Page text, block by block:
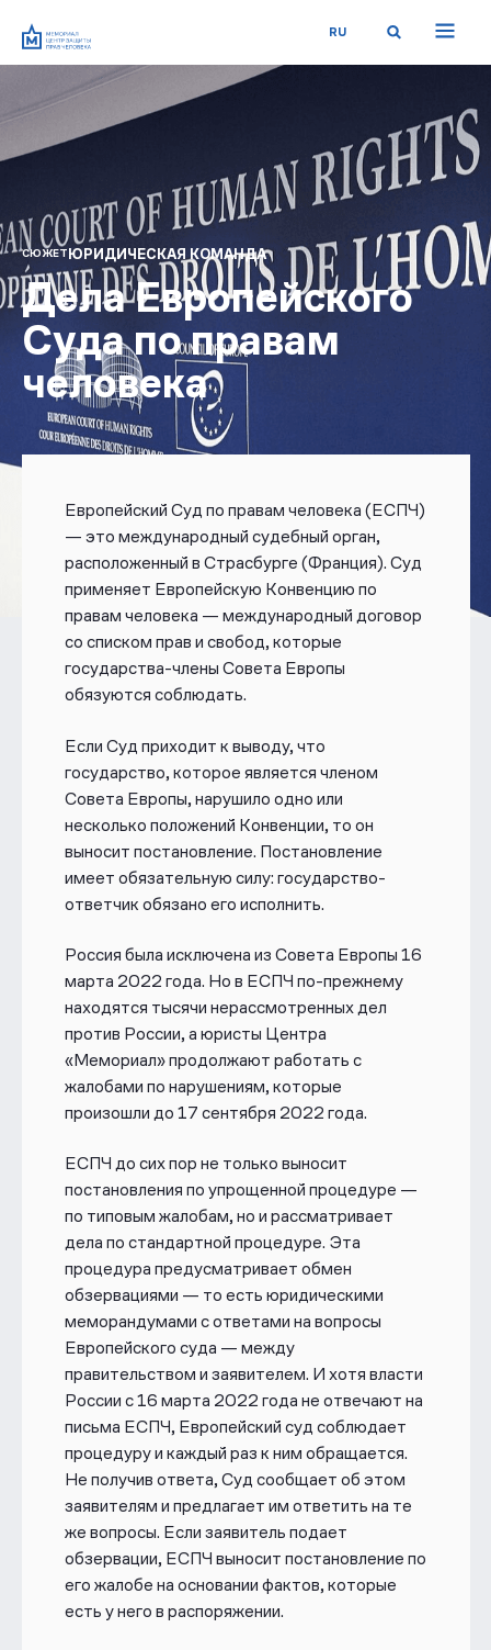
RU
СЮЖЕТ ЮРИДИЧЕСКАЯ КОМАНДА
Дела Европейского
Суда по правам
человека
Европейский Суд по правам человека (ЕСПЧ)
— это международный судебный орган,
расположенный в Страсбурге (Франция). Суд
применяет Европейскую Конвенцию по
правам человека — международный договор
со списком прав и свобод, которые
государства-члены Совета Европы
обязуются соблюдать.
Если Суд приходит к выводу, что
государство, которое является членом
Совета Европы, нарушило одно или
несколько положений Конвенции, то он
выносит постановление. Постановление
имеет обязательную силу: государство-
ответчик обязано его исполнить.
Россия была исключена из Совета Европы 16
марта 2022 года. Но в ЕСПЧ по-прежнему
находятся тысячи нерассмотренных дел
против России, а юристы Центра
«Мемориал» продолжают работать с
жалобами по нарушениям, которые
произошли до 17 сентября 2022 года.
ЕСПЧ до сих пор не только выносит
постановления по упрощенной процедуре —
по типовым жалобам, но и рассматривает
дела по стандартной процедуре. Эта
процедура предусматривает обмен
обзервациями — то есть юридическими
меморандумами с ответами на вопросы
Европейского суда — между
правительством и заявителем. И хотя власти
России с 16 марта 2022 года не отвечают на
письма ЕСПЧ, Европейский суд соблюдает
процедуру и каждый раз к ним обращается.
Не получив ответа, Суд сообщает об этом
заявителям и предлагает им ответить на те
же вопросы. Если заявитель подает
обзервации, ЕСПЧ выносит постановление по
его жалобе на основании фактов, которые
есть у него в распоряжении.